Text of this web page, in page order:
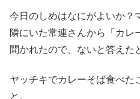
今日のしめはなにがよいか？
隣にいた常連さんから「カレ
聞かれたので、ないと答えた
ヤッチキでカレーそば食べた
と。